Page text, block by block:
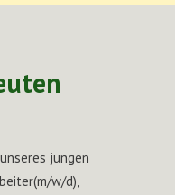
jungen
w/d),